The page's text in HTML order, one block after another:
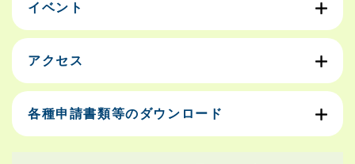
イベント
アクセス
各種申請書類等のダウンロード